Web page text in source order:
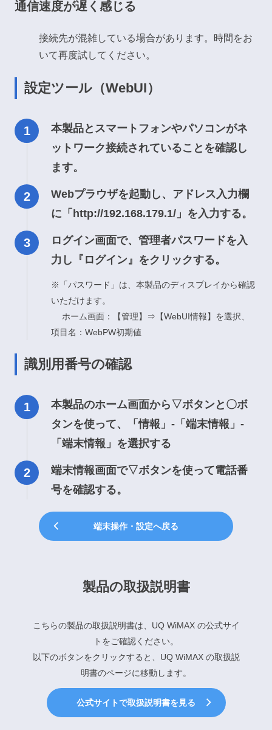
通信速度が遅く感じる
接続先が混雑している場合があります。時間をお
いて再度試してください。
設定ツール（WebUI）
本製品とスマートフォンやパソコンがネ
ットワーク接続されていることを確認し
ます。
Webプラウザを起動し、アドレス入力欄
に「http://192.168.179.1/」を入力する。
ログイン画面で、管理者パスワードを入
力し『ログイン』をクリックする。
※「パスワード」は、本製品のディスプレイから確認
いただけます。
ホーム画面：【管理】⇒【WebUI情報】を選択、
項目名：WebPW初期値
識別用番号の確認
本製品のホーム画面から▽ボタンと〇ボ
タンを使って、「情報」-「端末情報」-
「端末情報」を選択する
端末情報画面で▽ボタンを使って電話番
号を確認する。
端末操作・設定へ戻る
製品の取扱説明書
こちらの製品の取扱説明書は、UQ WiMAX の公式サイ
トをご確認ください。
以下のボタンをクリックすると、UQ WiMAX の取扱説
明書のページに移動します。
公式サイトで取扱説明書を見る